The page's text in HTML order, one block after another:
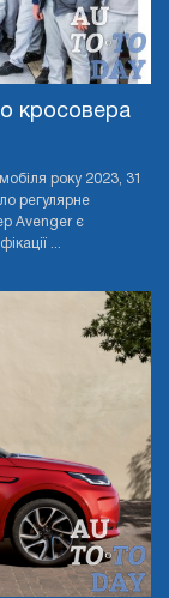
кросовера
року 2023, 31
регулярне
Avenger є
...